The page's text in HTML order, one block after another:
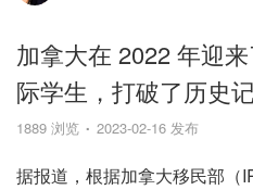
加拿大在 2022 年迎
际学生，打破了历史
1889 浏览 2023-02-16 发布
据报道，根据加拿大移民部（